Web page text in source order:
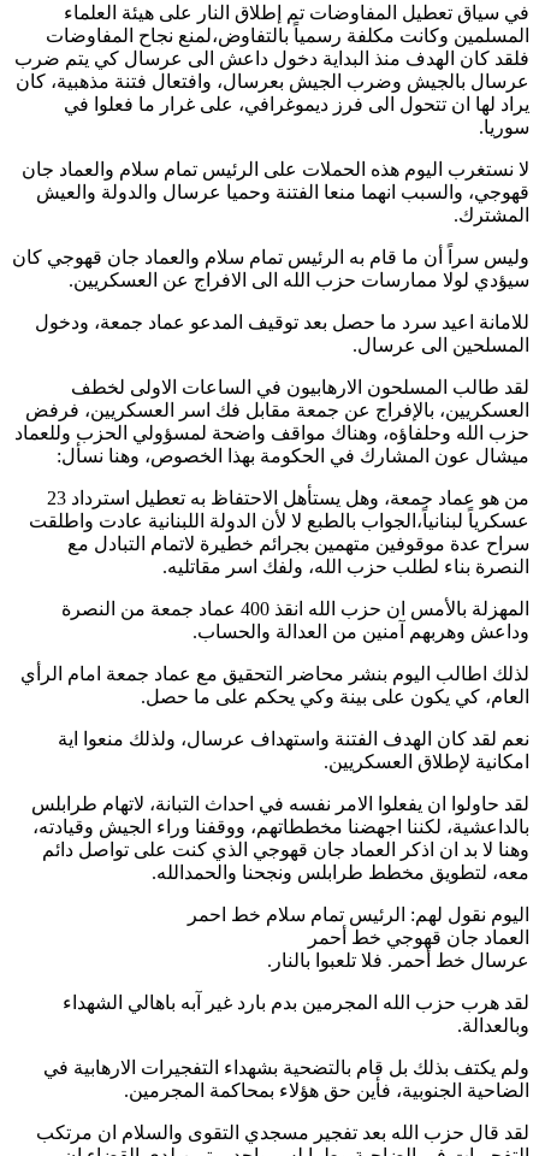
في سياق تعطيل المفاوضات تم إطلاق النار على هيئة العلماء
المسلمين وكانت مكلفة رسمياً بالتفاوض،لمنع نجاح المفاوضات
فلقد كان الهدف منذ البداية دخول داعش الى عرسال كي يتم ضرب
عرسال بالجيش وضرب الجيش بعرسال، وافتعال فتنة مذهبية، كان
يراد لها ان تتحول الى فرز ديموغرافي، على غرار ما فعلوا في
سوريا.
لا نستغرب اليوم هذه الحملات على الرئيس تمام سلام والعماد جان
قهوجي، والسبب انهما منعا الفتنة وحميا عرسال والدولة والعيش
المشترك.
وليس سراً أن ما قام به الرئيس تمام سلام والعماد جان قهوجي كان
سيؤدي لولا ممارسات حزب الله الى الافراج عن العسكريين.
للامانة اعيد سرد ما حصل بعد توقيف المدعو عماد جمعة، ودخول
المسلحين الى عرسال.
لقد طالب المسلحون الارهابيون في الساعات الاولى لخطف
العسكريين، بالإفراج عن جمعة مقابل فك اسر العسكريين، فرفض
حزب الله وحلفاؤه، وهناك مواقف واضحة لمسؤولي الحزب وللعماد
ميشال عون المشارك في الحكومة بهذا الخصوص، وهنا نسأل:
من هو عماد جمعة، وهل يستأهل الاحتفاظ به تعطيل استرداد 23
عسكرياً لبنانياً،الجواب بالطبع لا لأن الدولة اللبنانية عادت واطلقت
سراح عدة موقوفين متهمين بجرائم خطيرة لاتمام التبادل مع
النصرة بناء لطلب حزب الله، ولفك اسر مقاتليه.
المهزلة بالأمس ان حزب الله انقذ 400 عماد جمعة من النصرة
وداعش وهربهم آمنين من العدالة والحساب.
لذلك اطالب اليوم بنشر محاضر التحقيق مع عماد جمعة امام الرأي
العام، كي يكون على بينة وكي يحكم على ما حصل.
نعم لقد كان الهدف الفتنة واستهداف عرسال، ولذلك منعوا اية
امكانية لإطلاق العسكريين.
لقد حاولوا ان يفعلوا الامر نفسه في احداث التبانة، لاتهام طرابلس
بالداعشية، لكننا اجهضنا مخططاتهم، ووقفنا وراء الجيش وقيادته،
وهنا لا بد ان اذكر العماد جان قهوجي الذي كنت على تواصل دائم
معه، لتطويق مخطط طرابلس ونجحنا والحمدالله.
اليوم نقول لهم: الرئيس تمام سلام خط احمر
العماد جان قهوجي خط أحمر
عرسال خط أحمر. فلا تلعبوا بالنار.
لقد هرب حزب الله المجرمين بدم بارد غير آبه باهالي الشهداء
وبالعدالة.
ولم يكتف بذلك بل قام بالتضحية بشهداء التفجيرات الارهابية في
الضاحية الجنوبية، فأين حق هؤلاء بمحاكمة المجرمين.
لقد قال حزب الله بعد تفجير مسجدي التقوى والسلام ان مرتكب